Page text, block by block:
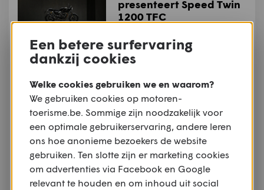
presenteert Speed Twin
1200 TFC
NIEUWS
Industrienieuws: Ducati
investeert 121 miljoen
euro in onderzoek en
ontwikkeling
NIEUWS
Dealernieuws: Joramo
wordt officieel KTM-
dealer
Een betere surfervaring
dankzij cookies
Welke cookies gebruiken we en waarom?
We gebruiken cookies op motoren-
toerisme.be. Sommige zijn noodzakelijk voor
een optimale gebruikerservaring, andere leren
ons hoe anonieme bezoekers de website
gebruiken. Ten slotte zijn er marketing cookies
om advertenties via Facebook en Google
relevant te houden en om inhoud uit social